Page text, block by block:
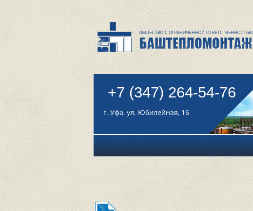
+7 (347) 264-54-76
г. Уфа, ул. Юбилейная, 16